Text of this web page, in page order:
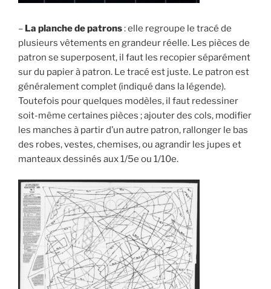
– La planche de patrons: elle regroupe le tracé de
plusieurs vêtements en grandeur réelle. Les pièces de
patron se superposent, il faut les recopier séparément
sur du papier à patron. Le tracé est juste. Le patron est
généralement complet (indiqué dans la légende).
Toutefois pour quelques modèles, il faut redessiner
soit-même certaines pièces ; ajouter des cols, modifier
les manches à partir d’un autre patron, rallonger le bas
des robes, vestes, chemises, ou agrandir les jupes et
manteaux dessinés aux 1/5e ou 1/10e.